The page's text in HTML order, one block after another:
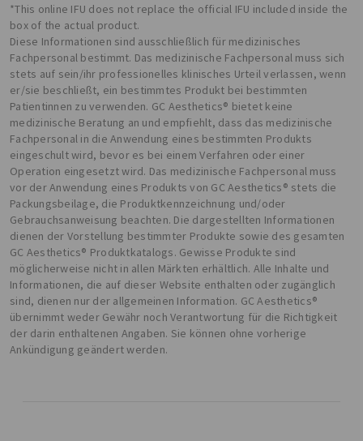
*This online IFU does not replace the official IFU included inside the
box of the actual product.
Diese Informationen sind ausschließlich für medizinisches
Fachpersonal bestimmt. Das medizinische Fachpersonal muss sich
stets auf sein/ihr professionelles klinisches Urteil verlassen, wenn
er/sie beschließt, ein bestimmtes Produkt bei bestimmten
Patientinnen zu verwenden. GC Aesthetics® bietet keine
medizinische Beratung an und empfiehlt, dass das medizinische
Fachpersonal in die Anwendung eines bestimmten Produkts
eingeschult wird, bevor es bei einem Verfahren oder einer
Operation eingesetzt wird. Das medizinische Fachpersonal muss
vor der Anwendung eines Produkts von GC Aesthetics® stets die
Packungsbeilage, die Produktkennzeichnung und/oder
Gebrauchsanweisung beachten. Die dargestellten Informationen
dienen der Vorstellung bestimmter Produkte sowie des gesamten
GC Aesthetics® Produktkatalogs. Gewisse Produkte sind
möglicherweise nicht in allen Märkten erhältlich. Alle Inhalte und
Informationen, die auf dieser Website enthalten oder zugänglich
sind, dienen nur der allgemeinen Information. GC Aesthetics®
übernimmt weder Gewähr noch Verantwortung für die Richtigkeit
der darin enthaltenen Angaben. Sie können ohne vorherige
Ankündigung geändert werden.